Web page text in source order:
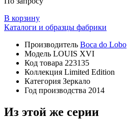
В корзину
Каталоги и образцы фабрики
Производитель Boca do Lobo
Модель LOUIS XVI
Код товара 223135
Коллекция Limited Edition
Категория Зеркало
Год производства 2014
Из этой же серии